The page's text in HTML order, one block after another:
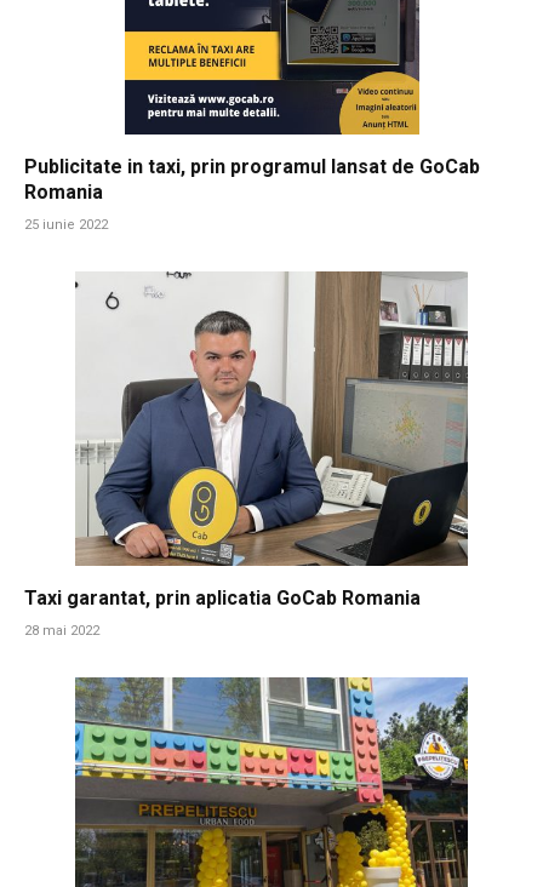
Publicitate in taxi, prin programul lansat de GoCab
Romania
25 iunie 2022
Taxi garantat, prin aplicatia GoCab Romania
28 mai 2022